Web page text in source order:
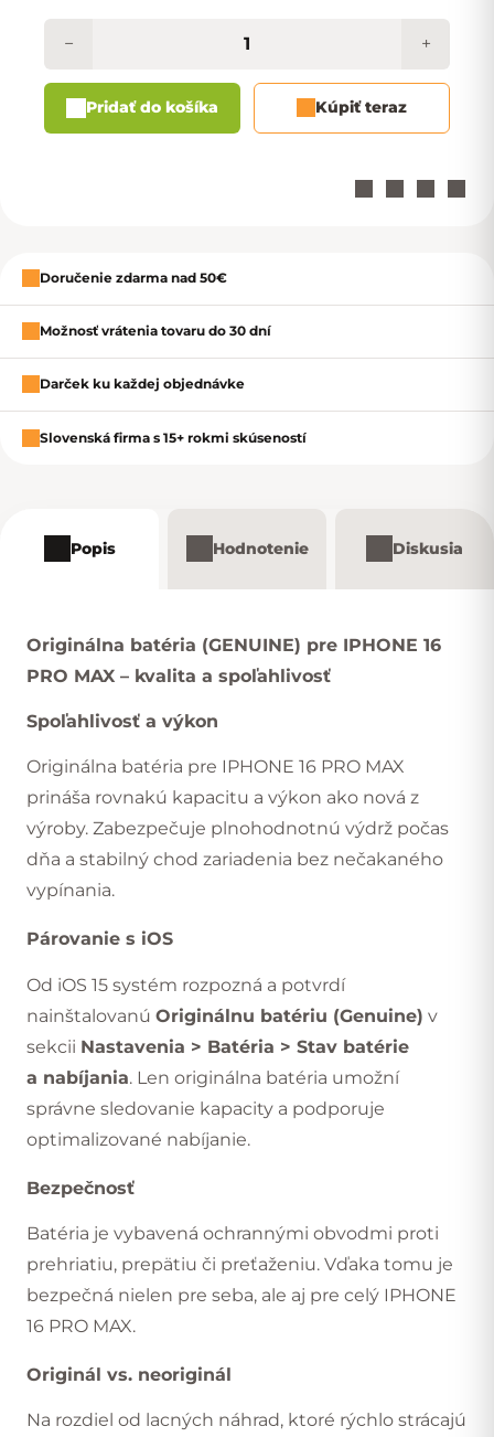
+
−
Pridať do košíka Kúpiť teraz
Zavrieť
Doručenie zdarma nad 50€
Možnosť vrátenia tovaru do 30 dní
Darček ku každej objednávke
Slovenská firma s 15+ rokmi skúseností
Popis Hodnotenie Diskusia
Originálna batéria (GENUINE) pre IPHONE 16
PRO MAX – kvalita a spoľahlivosť
Spoľahlivosť a výkon
Originálna batéria pre IPHONE 16 PRO MAX
prináša rovnakú kapacitu a výkon ako nová z
výroby. Zabezpečuje plnohodnotnú výdrž počas
dňa a stabilný chod zariadenia bez nečakaného
vypínania.
Párovanie s iOS
Od iOS 15 systém rozpozná a potvrdí
nainštalovanú Originálnu batériu (Genuine) v
sekcii Nastavenia > Batéria > Stav batérie
a nabíjania. Len originálna batéria umožní
správne sledovanie kapacity a podporuje
optimalizované nabíjanie.
Bezpečnosť
Batéria je vybavená ochrannými obvodmi proti
prehriatiu, prepätiu či preťaženiu. Vďaka tomu je
bezpečná nielen pre seba, ale aj pre celý IPHONE
16 PRO MAX.
Originál vs. neoriginál
Na rozdiel od lacných náhrad, ktoré rýchlo strácajú